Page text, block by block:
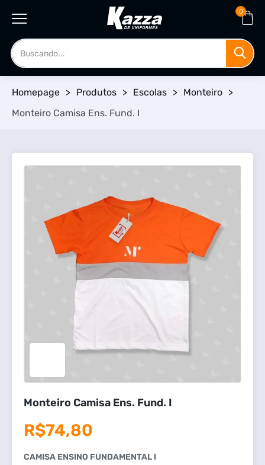
0
Homepage > Produtos > Escolas > Monteiro >
Monteiro Camisa Ens. Fund. I
Monteiro Camisa Ens. Fund. I
R$74,80
CAMISA ENSINO FUNDAMENTAL I